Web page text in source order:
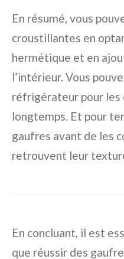
En résumé, vous
croustillantes en
hermétique et en
l’intérieur. Vous
réfrigérateur pour les
longtemps. Et pour
gaufres avant de les
retrouvent leur
En concluant, il est
que réussir des